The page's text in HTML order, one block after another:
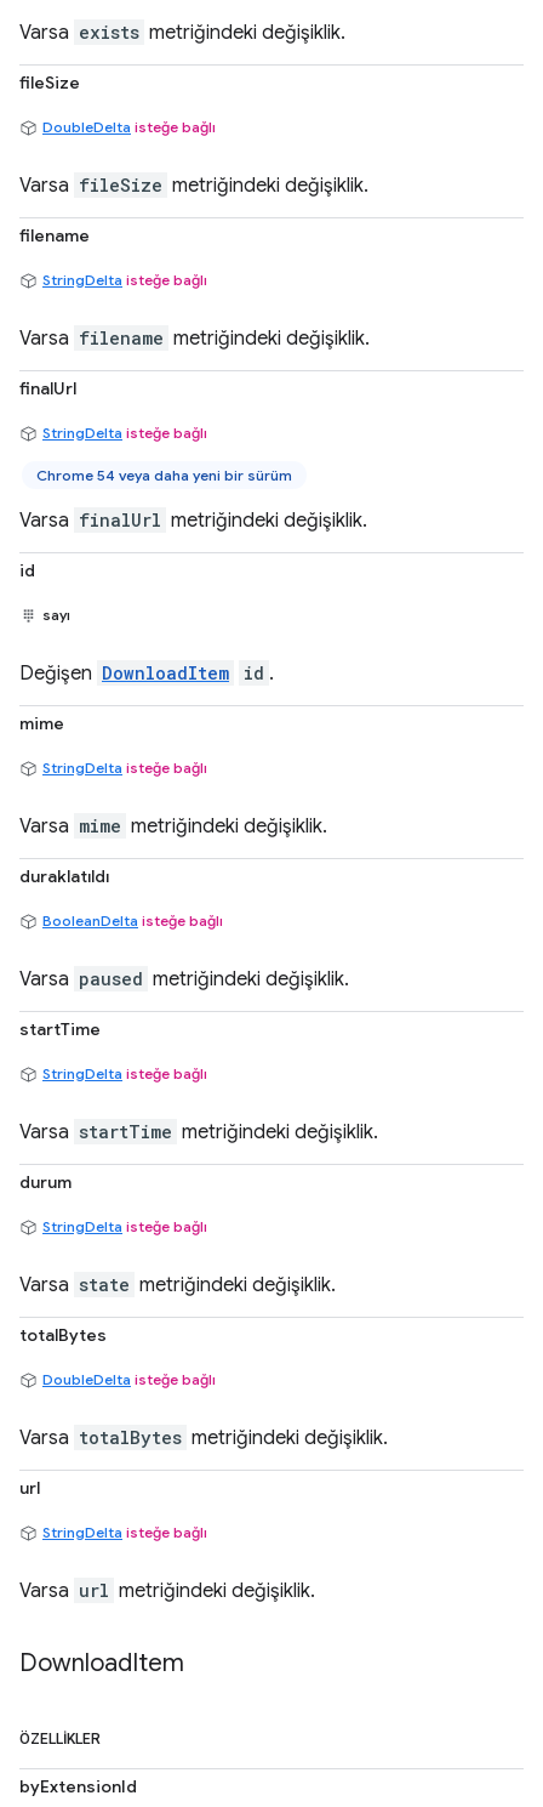
Varsa exists metriğindeki değişiklik.
fileSize
DoubleDelta isteğe bağlı
Varsa fileSize metriğindeki değişiklik.
filename
StringDelta isteğe bağlı
Varsa filename metriğindeki değişiklik.
finalUrl
StringDelta isteğe bağlı
Chrome 54 veya daha yeni bir sürüm
Varsa finalUrl metriğindeki değişiklik.
id
sayı
Değişen DownloadItem id .
mime
StringDelta isteğe bağlı
Varsa mime metriğindeki değişiklik.
duraklatıldı
BooleanDelta isteğe bağlı
Varsa paused metriğindeki değişiklik.
startTime
StringDelta isteğe bağlı
Varsa startTime metriğindeki değişiklik.
durum
StringDelta isteğe bağlı
Varsa state metriğindeki değişiklik.
totalBytes
DoubleDelta isteğe bağlı
Varsa totalBytes metriğindeki değişiklik.
url
StringDelta isteğe bağlı
Varsa url metriğindeki değişiklik.
DownloadItem
ÖZELLIKLER
byExtensionId